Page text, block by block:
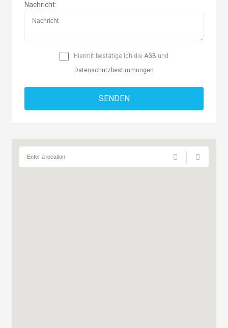
Nachricht:
Hiermit bestätige ich die AGB und
Datenschutzbestimmungen